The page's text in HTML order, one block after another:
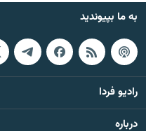
به ما بپیوندید
رادیو فردا
درباره